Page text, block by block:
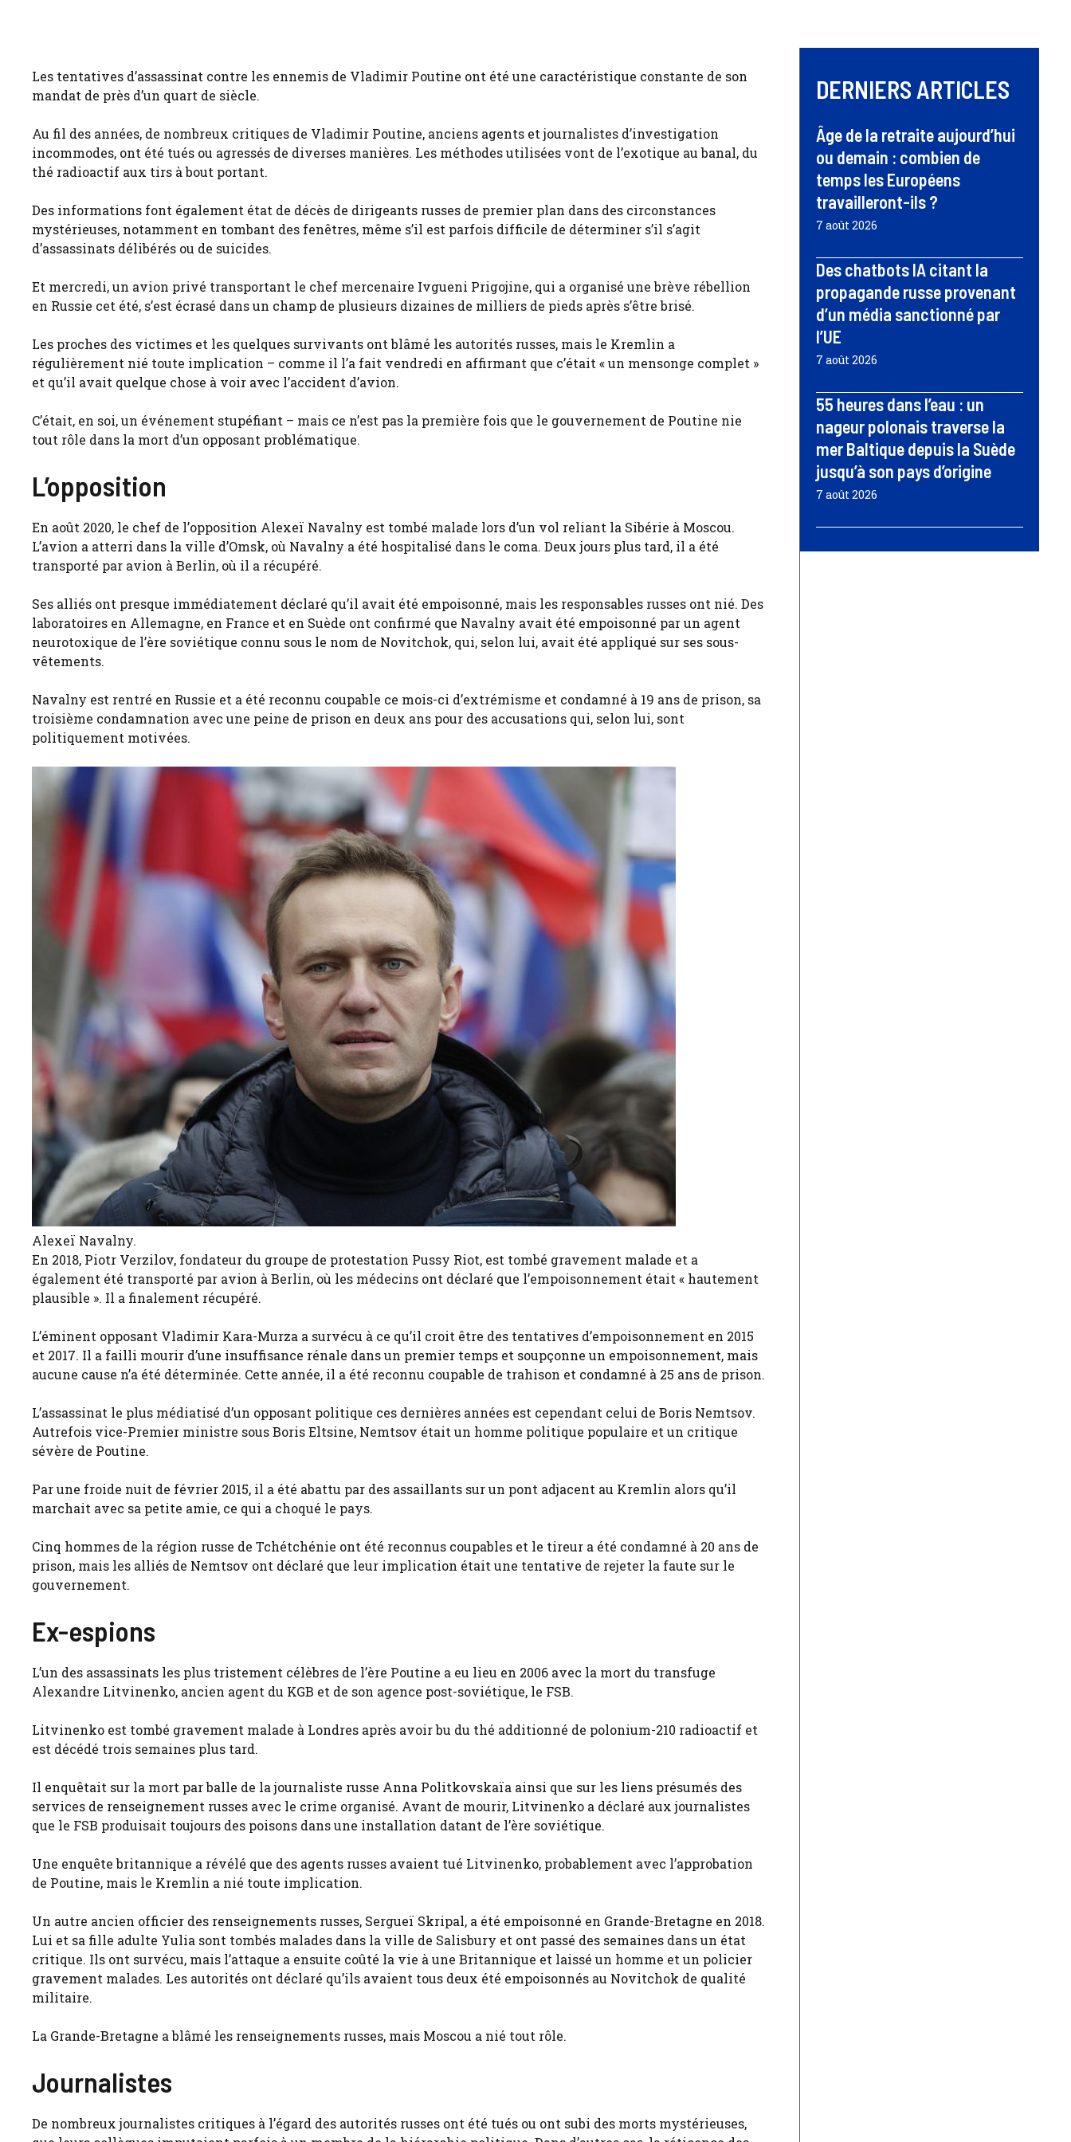
Les tentatives d’assassinat contre les ennemis de Vladimir Poutine ont été une caractéristique constante de son
mandat de près d’un quart de siècle.
Au fil des années, de nombreux critiques de Vladimir Poutine, anciens agents et journalistes d’investigation
incommodes, ont été tués ou agressés de diverses manières. Les méthodes utilisées vont de l’exotique au banal, du
thé radioactif aux tirs à bout portant.
Des informations font également état de décès de dirigeants russes de premier plan dans des circonstances
mystérieuses, notamment en tombant des fenêtres, même s’il est parfois difficile de déterminer s’il s’agit
d’assassinats délibérés ou de suicides.
Et mercredi, un avion privé transportant le chef mercenaire Ivgueni Prigojine, qui a organisé une brève rébellion
en Russie cet été, s’est écrasé dans un champ de plusieurs dizaines de milliers de pieds après s’être brisé.
Les proches des victimes et les quelques survivants ont blâmé les autorités russes, mais le Kremlin a
régulièrement nié toute implication – comme il l’a fait vendredi en affirmant que c’était « un mensonge complet »
et qu’il avait quelque chose à voir avec l’accident d’avion.
C’était, en soi, un événement stupéfiant – mais ce n’est pas la première fois que le gouvernement de Poutine nie
tout rôle dans la mort d’un opposant problématique.
L’opposition
En août 2020, le chef de l’opposition Alexeï Navalny est tombé malade lors d’un vol reliant la Sibérie à Moscou.
L’avion a atterri dans la ville d’Omsk, où Navalny a été hospitalisé dans le coma. Deux jours plus tard, il a été
transporté par avion à Berlin, où il a récupéré.
Ses alliés ont presque immédiatement déclaré qu’il avait été empoisonné, mais les responsables russes ont nié. Des
laboratoires en Allemagne, en France et en Suède ont confirmé que Navalny avait été empoisonné par un agent
neurotoxique de l’ère soviétique connu sous le nom de Novitchok, qui, selon lui, avait été appliqué sur ses sous-
vêtements.
Navalny est rentré en Russie et a été reconnu coupable ce mois-ci d’extrémisme et condamné à 19 ans de prison, sa
troisième condamnation avec une peine de prison en deux ans pour des accusations qui, selon lui, sont
politiquement motivées.
Alexeï Navalny.
En 2018, Piotr Verzilov, fondateur du groupe de protestation Pussy Riot, est tombé gravement malade et a
également été transporté par avion à Berlin, où les médecins ont déclaré que l’empoisonnement était « hautement
plausible ». Il a finalement récupéré.
L’éminent opposant Vladimir Kara-Murza a survécu à ce qu’il croit être des tentatives d’empoisonnement en 2015
et 2017. Il a failli mourir d’une insuffisance rénale dans un premier temps et soupçonne un empoisonnement, mais
aucune cause n’a été déterminée. Cette année, il a été reconnu coupable de trahison et condamné à 25 ans de prison.
L’assassinat le plus médiatisé d’un opposant politique ces dernières années est cependant celui de Boris Nemtsov.
Autrefois vice-Premier ministre sous Boris Eltsine, Nemtsov était un homme politique populaire et un critique
sévère de Poutine.
Par une froide nuit de février 2015, il a été abattu par des assaillants sur un pont adjacent au Kremlin alors qu’il
marchait avec sa petite amie, ce qui a choqué le pays.
Cinq hommes de la région russe de Tchétchénie ont été reconnus coupables et le tireur a été condamné à 20 ans de
prison, mais les alliés de Nemtsov ont déclaré que leur implication était une tentative de rejeter la faute sur le
gouvernement.
Ex-espions
L’un des assassinats les plus tristement célèbres de l’ère Poutine a eu lieu en 2006 avec la mort du transfuge
Alexandre Litvinenko, ancien agent du KGB et de son agence post-soviétique, le FSB.
Litvinenko est tombé gravement malade à Londres après avoir bu du thé additionné de polonium-210 radioactif et
est décédé trois semaines plus tard.
Il enquêtait sur la mort par balle de la journaliste russe Anna Politkovskaïa ainsi que sur les liens présumés des
services de renseignement russes avec le crime organisé. Avant de mourir, Litvinenko a déclaré aux journalistes
que le FSB produisait toujours des poisons dans une installation datant de l’ère soviétique.
Une enquête britannique a révélé que des agents russes avaient tué Litvinenko, probablement avec l’approbation
de Poutine, mais le Kremlin a nié toute implication.
Un autre ancien officier des renseignements russes, Sergueï Skripal, a été empoisonné en Grande-Bretagne en 2018.
Lui et sa fille adulte Yulia sont tombés malades dans la ville de Salisbury et ont passé des semaines dans un état
critique. Ils ont survécu, mais l’attaque a ensuite coûté la vie à une Britannique et laissé un homme et un policier
gravement malades. Les autorités ont déclaré qu’ils avaient tous deux été empoisonnés au Novitchok de qualité
militaire.
La Grande-Bretagne a blâmé les renseignements russes, mais Moscou a nié tout rôle.
Journalistes
De nombreux journalistes critiques à l’égard des autorités russes ont été tués ou ont subi des morts mystérieuses,
DERNIERS ARTICLES
Âge de la retraite aujourd’hui
ou demain : combien de
temps les Européens
travailleront-ils ?
7 août 2026
Des chatbots IA citant la
propagande russe provenant
d’un média sanctionné par
l’UE
7 août 2026
55 heures dans l’eau : un
nageur polonais traverse la
mer Baltique depuis la Suède
jusqu’à son pays d’origine
7 août 2026